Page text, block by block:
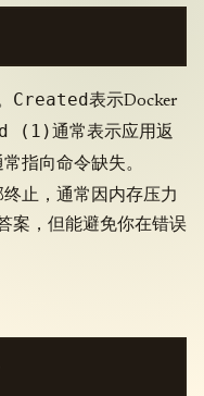
Created表示Docker
(1)通常表示应用返
常指向命令缺失。
止，通常因内存压力
案，但能避免你在错误